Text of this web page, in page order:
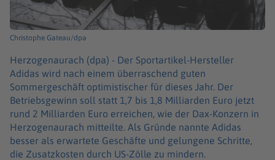
Christophe Gateau/dpa
Herzogenaurach (dpa) - Der Sportartikel-Hersteller
Adidas wird nach einem überraschend guten
Sommergeschäft optimistischer für dieses Jahr. Der
Betriebsgewinn soll statt 1,7 bis 1,8 Milliarden Euro jetzt
rund 2 Milliarden Euro erreichen, wie der Dax-Konzern in
Herzogenaurach mitteilte. Als Gründe nannte Adidas
besser als erwartete Geschäfte und gelungene Schritte,
die Zusatzkosten durch US-Zölle zu mindern.